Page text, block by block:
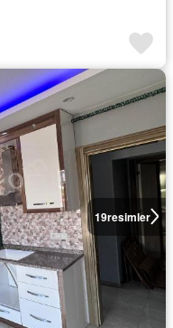
19resimler